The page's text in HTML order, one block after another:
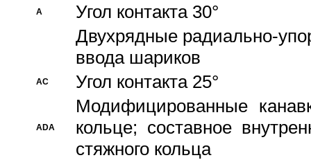
A
Угол контакта 30°
Двухрядные радиально-
ввода шариков
AC Угол контакта 25°
ADA
Модифицированные
кольце; составное
стяжного кольца